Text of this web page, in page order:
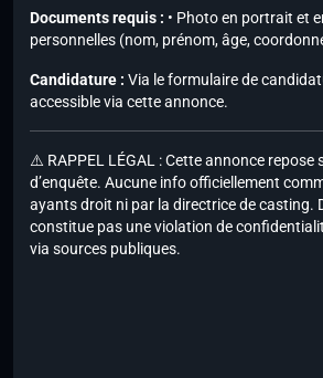
Documents requis : • Photo en portrait et
personnelles (nom, prénom, âge,
Candidature : Via le formulaire de
accessible via cette annonce.
⚠️ RAPPEL LÉGAL : Cette annonce repose
d’enquête. Aucune info officiellement
ayants droit ni par la directrice de casting.
constitue pas une violation de
via sources publiques.